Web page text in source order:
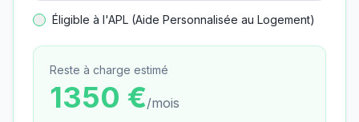
Éligible à l'APL (Aide Personnalisée au Logement)
Reste à charge estimé
1350 €/mois